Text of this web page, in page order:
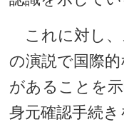
これに対し、
の演説で国際
があることを
身元確認手続